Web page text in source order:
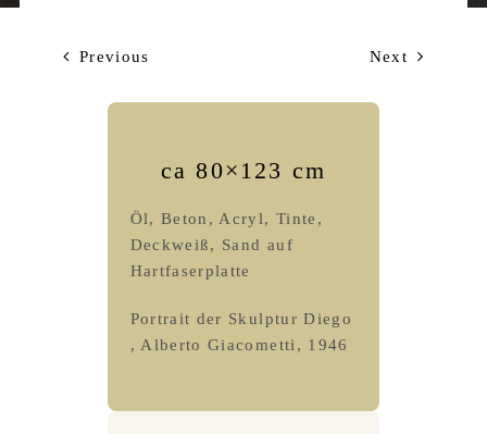
Previous Next
ca 80×123 cm
Öl, Beton, Acryl, Tinte,
Deckweiß, Sand auf
Hartfaserplatte
Portrait der Skulptur Diego
, Alberto Giacometti, 1946